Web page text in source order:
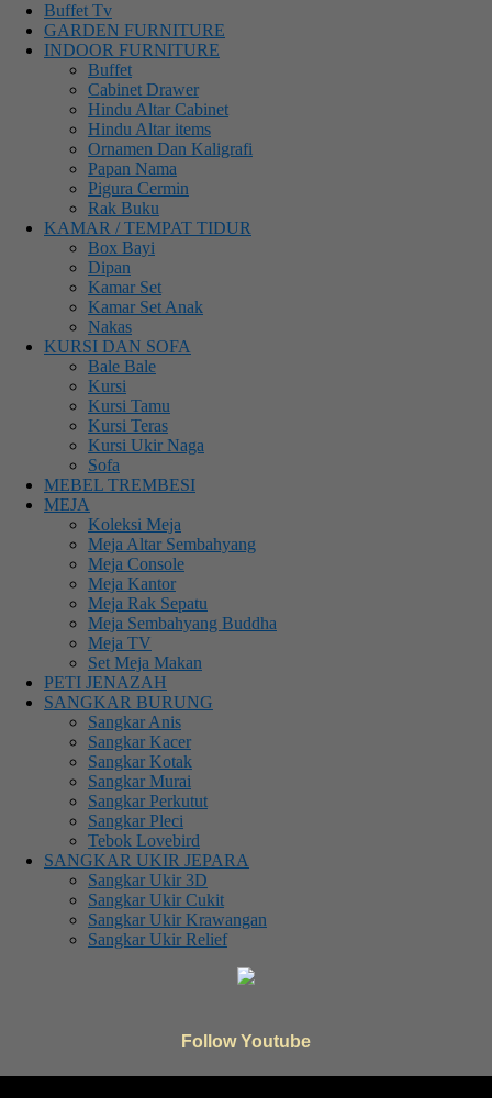
Buffet Tv
GARDEN FURNITURE
INDOOR FURNITURE
Buffet
Cabinet Drawer
Hindu Altar Cabinet
Hindu Altar items
Ornamen Dan Kaligrafi
Papan Nama
Pigura Cermin
Rak Buku
KAMAR / TEMPAT TIDUR
Box Bayi
Dipan
Kamar Set
Kamar Set Anak
Nakas
KURSI DAN SOFA
Bale Bale
Kursi
Kursi Tamu
Kursi Teras
Kursi Ukir Naga
Sofa
MEBEL TREMBESI
MEJA
Koleksi Meja
Meja Altar Sembahyang
Meja Console
Meja Kantor
Meja Rak Sepatu
Meja Sembahyang Buddha
Meja TV
Set Meja Makan
PETI JENAZAH
SANGKAR BURUNG
Sangkar Anis
Sangkar Kacer
Sangkar Kotak
Sangkar Murai
Sangkar Perkutut
Sangkar Pleci
Tebok Lovebird
SANGKAR UKIR JEPARA
Sangkar Ukir 3D
Sangkar Ukir Cukit
Sangkar Ukir Krawangan
Sangkar Ukir Relief
Follow Youtube